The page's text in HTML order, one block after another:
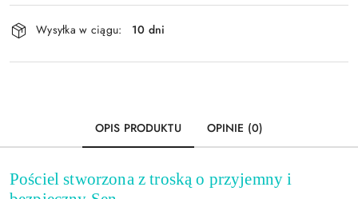
Dostępność
i
dostawa
Wysyłka w ciągu: 10 dni
OPIS PRODUKTU OPINIE (0)
Pościel stworzona z troską o przyjemny i